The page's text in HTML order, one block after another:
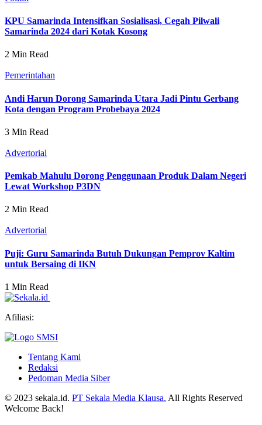
KPU Samarinda Intensifkan Sosialisasi, Cegah Pilwali
Samarinda 2024 dari Kotak Kosong
2 Min Read
Pemerintahan
Andi Harun Dorong Samarinda Utara Jadi Pintu Gerbang
Kota dengan Program Probebaya 2024
3 Min Read
Advertorial
Pemkab Mahulu Dorong Penggunaan Produk Dalam Negeri
Lewat Workshop P3DN
2 Min Read
Advertorial
Puji: Guru Samarinda Butuh Dukungan Pemprov Kaltim
untuk Bersaing di IKN
1 Min Read
Afiliasi:
Tentang Kami
Redaksi
Pedoman Media Siber
© 2023 sekala.id. PT Sekala Media Klausa. All Rights Reserved
Welcome Back!